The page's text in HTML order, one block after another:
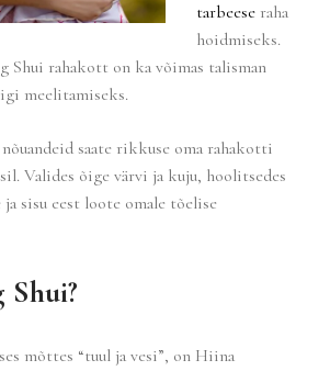
tarbeese raha
hoidmiseks.
Shui rahakott on ka võimas talisman
meelitamiseks.
nõuandeid saate rikkuse oma rahakotti
Valides õige värvi ja kuju, hoolitsedes
ja sisu eest loote omale tõelise
Shui?
mõttes “tuul ja vesi”, on Hiina